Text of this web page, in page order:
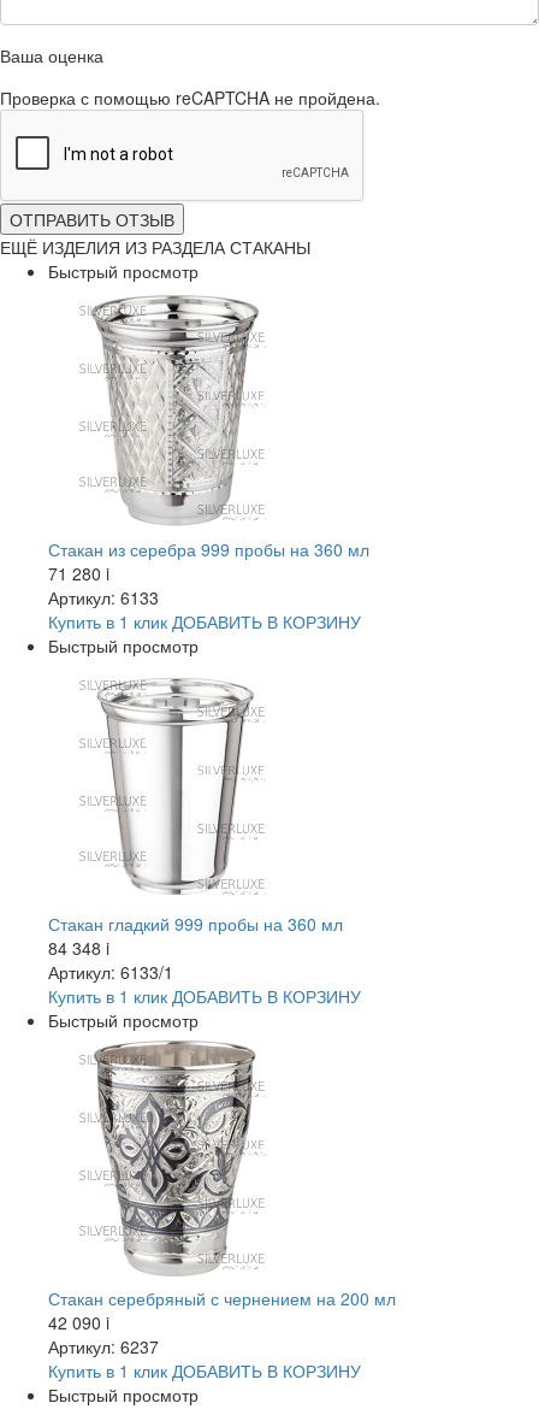
Ваша оценка
Проверка с помощью reCAPTCHA не пройдена.
ОТПРАВИТЬ ОТЗЫВ
ЕЩЁ ИЗДЕЛИЯ ИЗ РАЗДЕЛА СТАКАНЫ
Быстрый просмотр
Стакан из серебра 999 пробы на 360 мл
71 280 i
Артикул: 6133
Купить в 1 клик ДОБАВИТЬ В КОРЗИНУ
Быстрый просмотр
Стакан гладкий 999 пробы на 360 мл
84 348 i
Артикул: 6133/1
Купить в 1 клик ДОБАВИТЬ В КОРЗИНУ
Быстрый просмотр
Стакан серебряный с чернением на 200 мл
42 090 i
Артикул: 6237
Купить в 1 клик ДОБАВИТЬ В КОРЗИНУ
Быстрый просмотр